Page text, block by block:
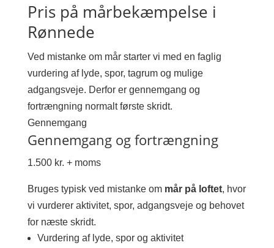
Pris på mårbekæmpelse i
Rønnede
Ved mistanke om mår starter vi med en faglig
vurdering af lyde, spor, tagrum og mulige
adgangsveje. Derfor er gennemgang og
fortrængning normalt første skridt.
Gennemgang
Gennemgang og fortrængning
1.500 kr. + moms
Bruges typisk ved mistanke om mår på loftet, hvor
vi vurderer aktivitet, spor, adgangsveje og behovet
for næste skridt.
Vurdering af lyde, spor og aktivitet